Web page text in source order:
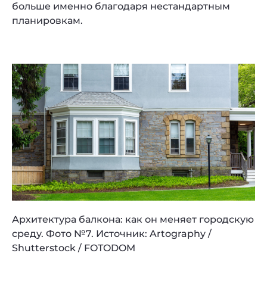
больше именно благодаря нестандартным
планировкам.
Архитектура балкона: как он меняет городскую
среду. Фото №7. Источник: Artography /
Shutterstock / FOTODOM